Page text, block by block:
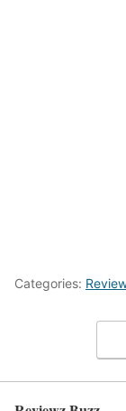
Categories: